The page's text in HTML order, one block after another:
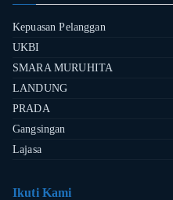
Kepuasan Pelanggan
UKBI
SMARA MURUHITA
LANDUNG
PRADA
Gangsingan
Lajasa
Ikuti Kami